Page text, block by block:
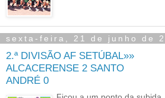
sexta-feira, 21 de junho de
2.ª DIVISÃO AF SETÚBAL»»
ALCACERENSE 2 SANTO
ANDRÉ 0